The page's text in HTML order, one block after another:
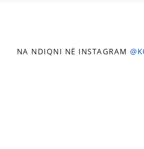
NA NDIQNI NË INSTAGRAM